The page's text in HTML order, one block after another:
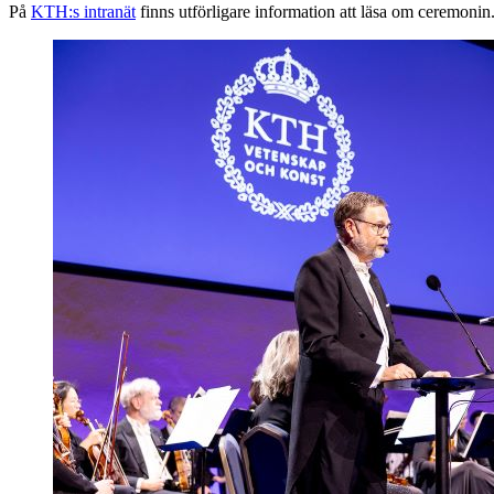
På KTH:s intranät finns utförligare information att läsa om